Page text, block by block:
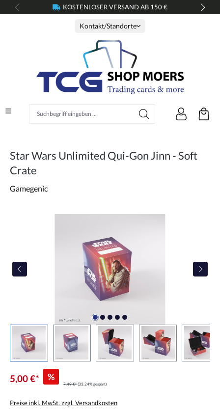
springen KOSTENLOSER VERSAND AB 150 €
Kontakt/Standorte
Star Wars Unlimited Qui-Gon Jinn - Soft
Crate
Gamegenic
5,00 €* %
7,49 €* (33.24% gespart)
Preise inkl. MwSt. zzgl. Versandkosten